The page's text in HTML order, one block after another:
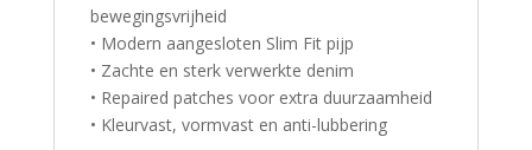
bewegingsvrijheid
• Modern aangesloten Slim Fit pijp
• Zachte en sterk verwerkte denim
• Repaired patches voor extra duurzaamheid
• Kleurvast, vormvast en anti-lubbering